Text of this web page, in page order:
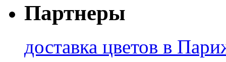
Партнеры
доставка цветов в